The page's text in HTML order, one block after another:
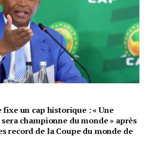
un cap historique : « Une
championne du monde » après
record de la Coupe du monde de